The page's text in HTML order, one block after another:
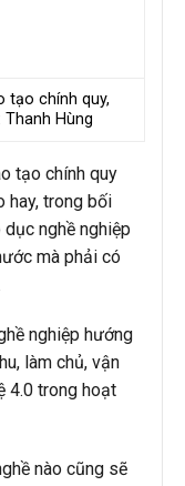
tạo chính quy,
Hùng
tạo chính quy
hay, trong bối
nghề nghiệp
mà phải có
nghiệp hướng
làm chủ, vận
4.0 trong hoạt
nào cũng sẽ